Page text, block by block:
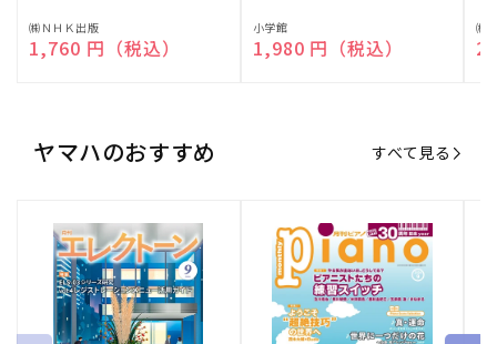
販
売
㈱ＮＨＫ出版
通常価格
1,760 円（税込）
販
売
小学館
通常価格
1,980 円（税込）
販
売
㈱
ヤマハのおすすめ すべて見る